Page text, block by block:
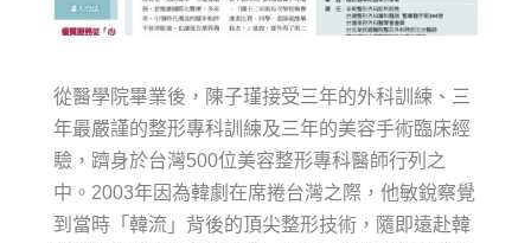
從醫學院畢業後，陳子瑾接受三年的外科訓練、三
年最嚴謹的整形專科訓練及三年的美容手術臨床經
驗，躋身於台灣500位美容整形專科醫師行列之
中。2003年因為韓劇在席捲台灣之際，他敏銳察覺
到當時「韓流」背後的頂尖整形技術，隨即遠赴韓